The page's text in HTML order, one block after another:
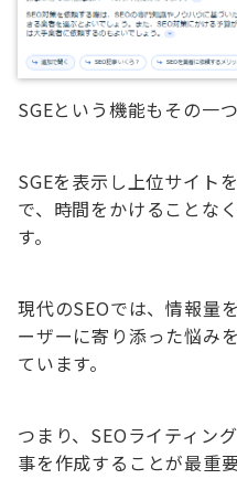
SGEという機能もその一つ
SGEを表示し上位サイト
で、時間をかけることな
す。
現代のSEOでは、情報量
ーザーに寄り添った悩み
ています。
つまり、SEOライティン
事を作成することが最重要